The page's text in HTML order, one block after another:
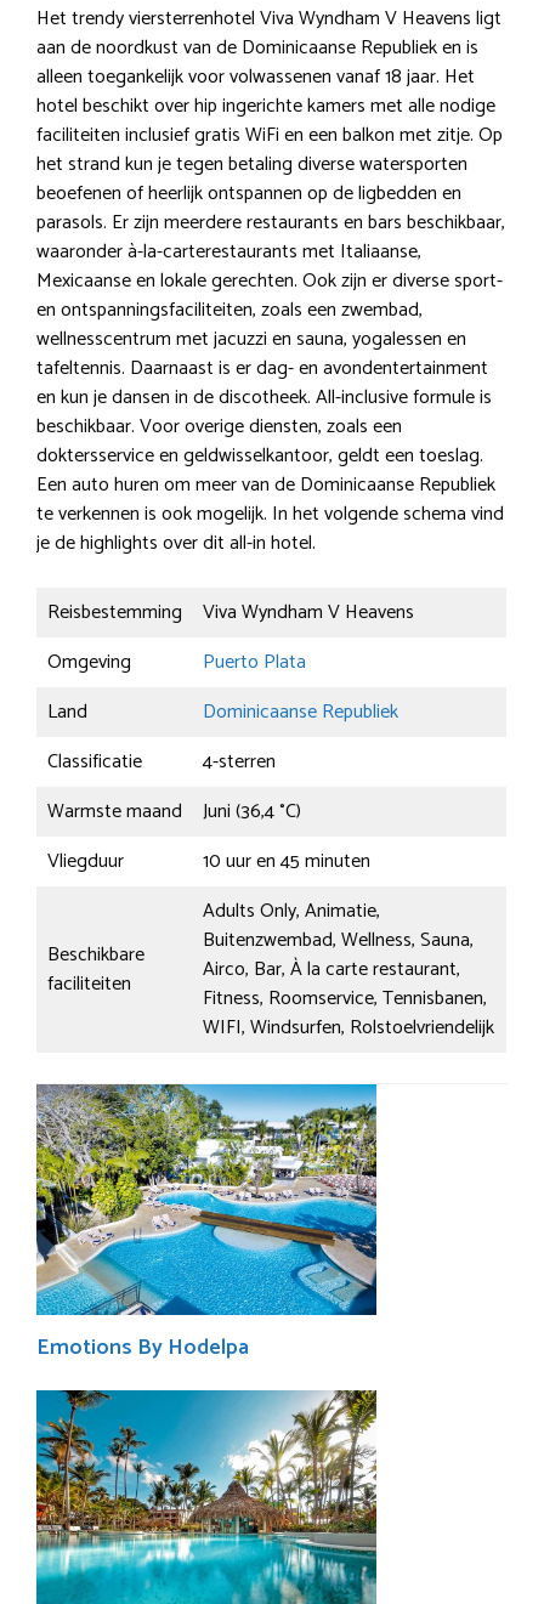
Het trendy viersterrenhotel Viva Wyndham V Heavens ligt
aan de noordkust van de Dominicaanse Republiek en is
alleen toegankelijk voor volwassenen vanaf 18 jaar. Het
hotel beschikt over hip ingerichte kamers met alle nodige
faciliteiten inclusief gratis WiFi en een balkon met zitje. Op
het strand kun je tegen betaling diverse watersporten
beoefenen of heerlijk ontspannen op de ligbedden en
parasols. Er zijn meerdere restaurants en bars beschikbaar,
waaronder à-la-carterestaurants met Italiaanse,
Mexicaanse en lokale gerechten. Ook zijn er diverse sport-
en ontspanningsfaciliteiten, zoals een zwembad,
wellnesscentrum met jacuzzi en sauna, yogalessen en
tafeltennis. Daarnaast is er dag- en avondentertainment
en kun je dansen in de discotheek. All-inclusive formule is
beschikbaar. Voor overige diensten, zoals een
doktersservice en geldwisselkantoor, geldt een toeslag.
Een auto huren om meer van de Dominicaanse Republiek
te verkennen is ook mogelijk. In het volgende schema vind
je de highlights over dit all-in hotel.
Reisbestemming
Viva Wyndham V Heavens
Omgeving
Puerto Plata
Land
Dominicaanse Republiek
Classificatie
4-sterren
Warmste maand
Juni (36,4 °C)
Vliegduur
10 uur en 45 minuten
Beschikbare
faciliteiten
Adults Only, Animatie,
Buitenzwembad, Wellness, Sauna,
Airco, Bar, À la carte restaurant,
Fitness, Roomservice, Tennisbanen,
WIFI, Windsurfen, Rolstoelvriendelijk
Emotions By Hodelpa